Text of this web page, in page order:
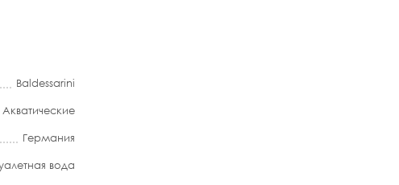
Baldessarini
Акватические
Германия
вода